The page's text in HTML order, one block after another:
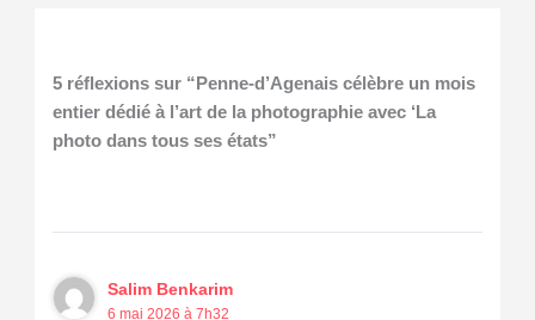
5 réflexions sur “Penne-d’Agenais célèbre un mois
entier dédié à l’art de la photographie avec ‘La
photo dans tous ses états”
Salim Benkarim
6 mai 2026 à 7h32